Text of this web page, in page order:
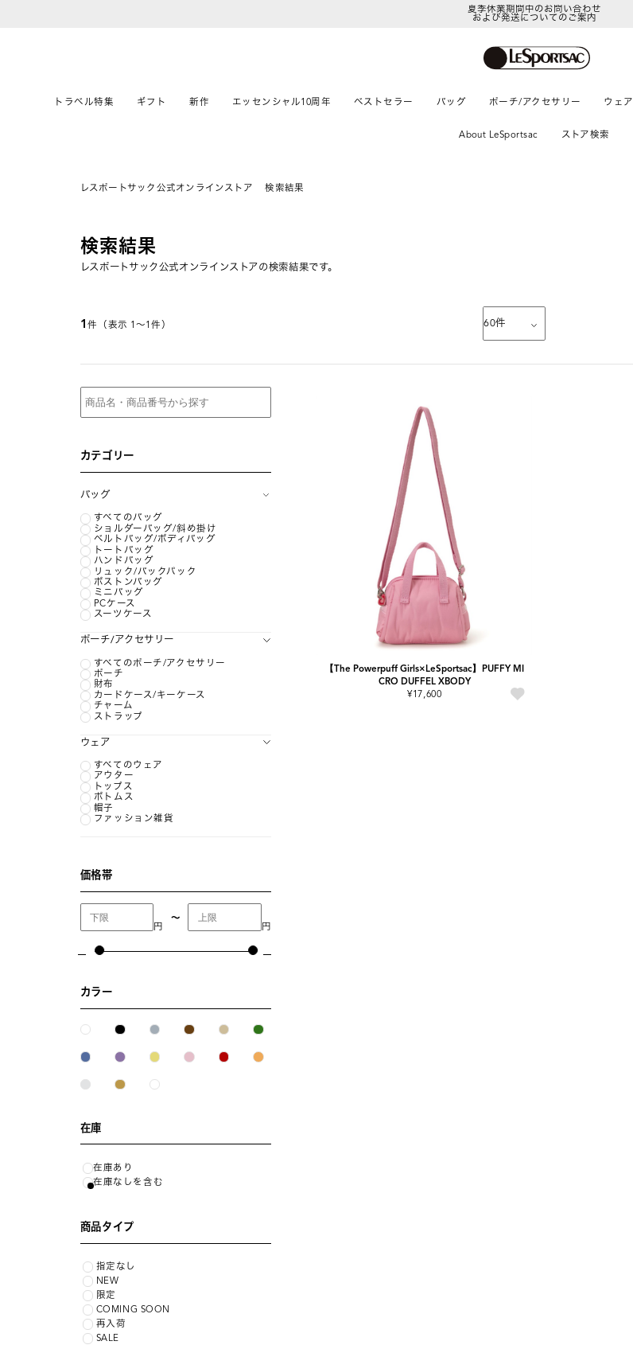
夏季休業期間中のお問い合わせ
および発送についてのご案内
トラベル特集 ギフト 新作 エッセンシャル10周年 ベストセラー バッグ ポーチ/アクセサリー ウェア
About LeSportsac ストア検索
レスポートサック公式オンラインストア 検索結果
検索結果
レスポートサック公式オンラインストアの検索結果です。
1件（表示 1〜1件） 60件
カテゴリー
バッグ
すべてのバッグ
ショルダーバッグ/斜め掛け
ベルトバッグ/ボディバッグ
トートバッグ
ハンドバッグ
リュック/バックパック
ボストンバッグ
ミニバッグ
PCケース
スーツケース
ポーチ/アクセサリー
すべてのポーチ/アクセサリー
ポーチ
財布
カードケース/キーケース
チャーム
ストラップ
ウェア
すべてのウェア
アウター
トップス
ボトムス
帽子
ファッション雑貨
価格帯
円
〜
円
カラー
在庫
在庫あり
在庫なしを含む
商品タイプ
指定なし
NEW
限定
COMING SOON
再入荷
SALE
【The Powerpuff Girls×LeSportsac】PUFFY MI
CRO DUFFEL XBODY
¥17,600